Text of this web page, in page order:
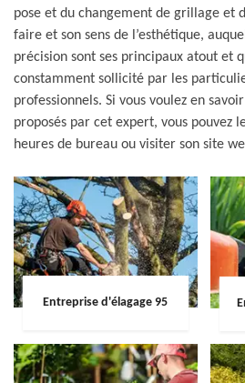
pose et du changement de grillage et
faire et son sens de l’esthétique,
précision sont ses principaux atout et
constamment sollicité par les
professionnels. Si vous voulez en
proposés par cet expert, vous pouvez
heures de bureau ou visiter son site
Entreprise d'élagage 95